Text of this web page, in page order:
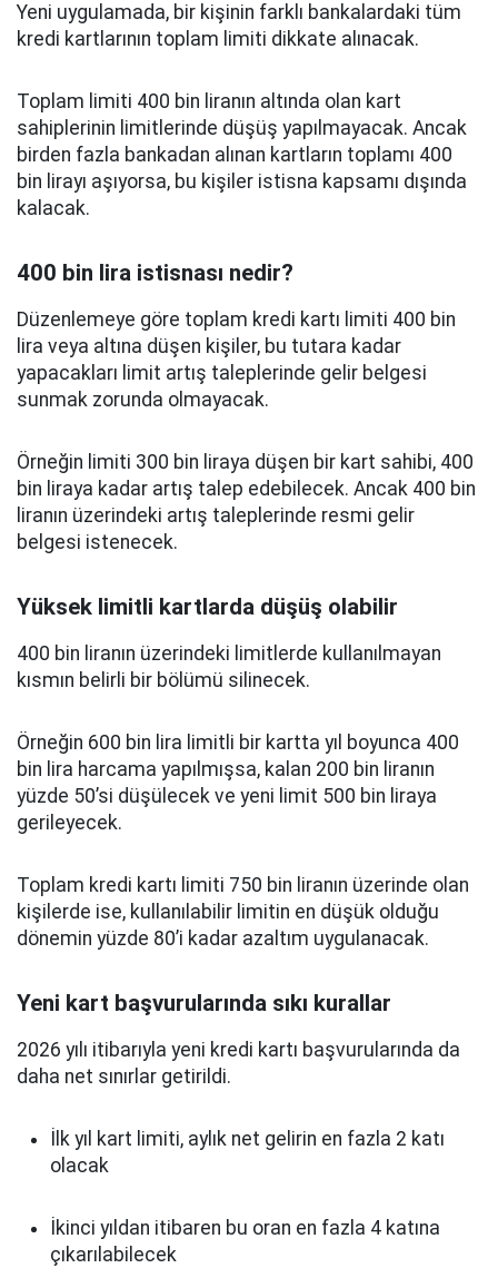
Yeni uygulamada, bir kişinin farklı bankalardaki tüm
kredi kartlarının toplam limiti dikkate alınacak.
Toplam limiti 400 bin liranın altında olan kart
sahiplerinin limitlerinde düşüş yapılmayacak. Ancak
birden fazla bankadan alınan kartların toplamı 400
bin lirayı aşıyorsa, bu kişiler istisna kapsamı dışında
kalacak.
400 bin lira istisnası nedir?
Düzenlemeye göre toplam kredi kartı limiti 400 bin
lira veya altına düşen kişiler, bu tutara kadar
yapacakları limit artış taleplerinde gelir belgesi
sunmak zorunda olmayacak.
Örneğin limiti 300 bin liraya düşen bir kart sahibi, 400
bin liraya kadar artış talep edebilecek. Ancak 400 bin
liranın üzerindeki artış taleplerinde resmi gelir
belgesi istenecek.
Yüksek limitli kartlarda düşüş olabilir
400 bin liranın üzerindeki limitlerde kullanılmayan
kısmın belirli bir bölümü silinecek.
Örneğin 600 bin lira limitli bir kartta yıl boyunca 400
bin lira harcama yapılmışsa, kalan 200 bin liranın
yüzde 50’si düşülecek ve yeni limit 500 bin liraya
gerileyecek.
Toplam kredi kartı limiti 750 bin liranın üzerinde olan
kişilerde ise, kullanılabilir limitin en düşük olduğu
dönemin yüzde 80’i kadar azaltım uygulanacak.
Yeni kart başvurularında sıkı kurallar
2026 yılı itibarıyla yeni kredi kartı başvurularında da
daha net sınırlar getirildi.
İlk yıl kart limiti, aylık net gelirin en fazla 2 katı
olacak
İkinci yıldan itibaren bu oran en fazla 4 katına
çıkarılabilecek